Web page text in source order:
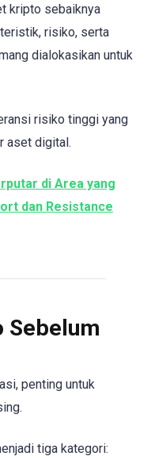
kripto sebaiknya
risiko, serta
dialokasikan untuk
risiko tinggi yang
aset digital.
di Area yang
dan Resistance
Sebelum
penting untuk
tiga kategori: